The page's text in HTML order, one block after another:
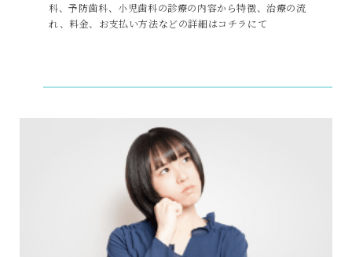
科、予防歯科、小児歯科の診療の内容から特徴、治療の流
れ、料金、お支払い方法などの詳細はコチラにて